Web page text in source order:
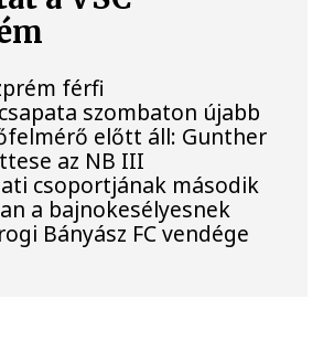
férfi
szombaton újabb
előtt áll: Gunther
az NB III
csoportjának második
a bajnokesélyesnek
Bányász FC vendége